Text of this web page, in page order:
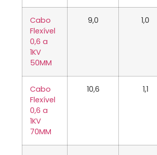
Cabo
Flexível
0,6 a
1KV
50MM
9,0 1,0
Cabo
Flexível
0,6 a
1KV
70MM
10,6 1,1